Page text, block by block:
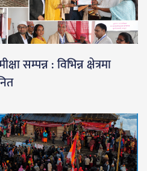
सम्पन्न : विभिन्न क्षेत्रमा